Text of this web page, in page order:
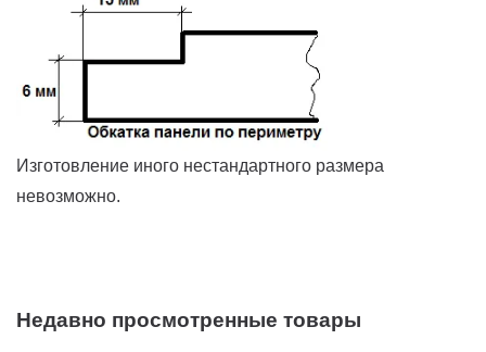
Изготовление иного нестандартного размера
невозможно.
Недавно просмотренные товары